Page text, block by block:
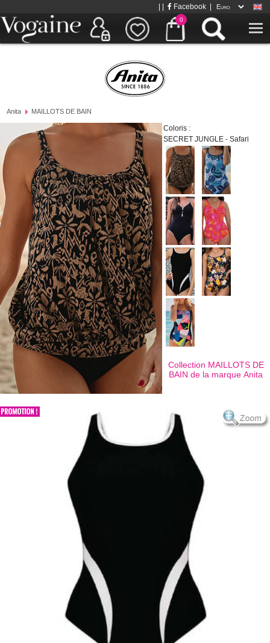
0
Facebook
Anita MAILLOTS DE BAIN
Coloris :
SECRET JUNGLE - Safari
Collection MAILLOTS DE
BAIN de la marqueAnita